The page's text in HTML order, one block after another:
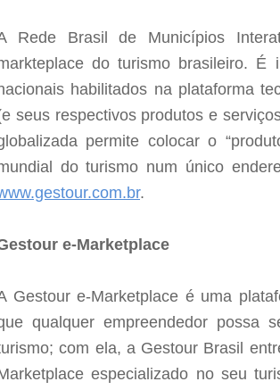
Rede Brasil de Municípios
do turismo brasileiro. É
habilitados na plataforma
seus respectivos produtos e
permite colocar o
do turismo num único
.
e-Marketplace
Gestour e-Marketplace é uma
qualquer empreendedor possa
com ela, a Gestour Brasil
especializado no seu